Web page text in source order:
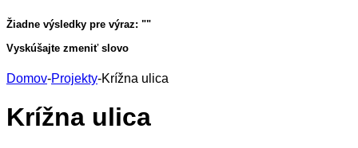
Žiadne výsledky pre výraz: ""
Vyskúšajte zmeniť slovo
Domov-Projekty-Krížna ulica
Krížna ulica